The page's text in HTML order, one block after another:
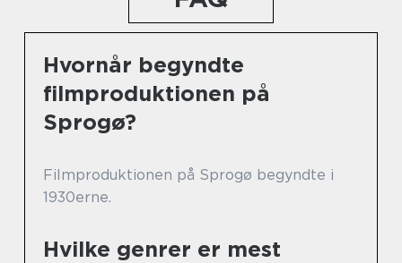
Hvornår begyndte
filmproduktionen på
Sprogø?
Filmproduktionen på Sprogø begyndte i
1930erne.
Hvilke genrer er mest